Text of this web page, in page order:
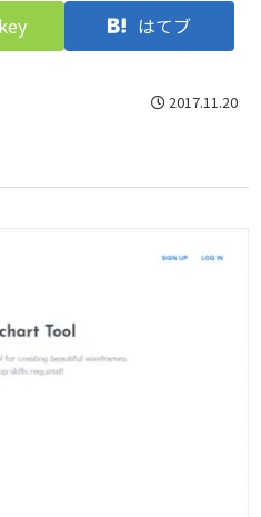
はてブ
2017.11.20